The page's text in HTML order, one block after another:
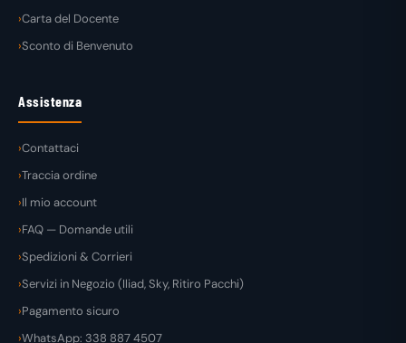
Carta del Docente
Sconto di Benvenuto
Assistenza
Contattaci
Traccia ordine
Il mio account
FAQ — Domande utili
Spedizioni & Corrieri
Servizi in Negozio (Iliad, Sky, Ritiro Pacchi)
Pagamento sicuro
WhatsApp: 338 887 4507